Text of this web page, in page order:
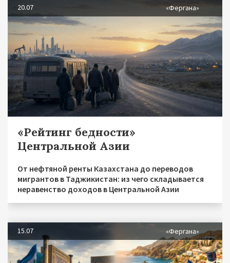
20.07 «Фергана»
«Рейтинг бедности»
Центральной Азии
От нефтяной ренты Казахстана до переводов
мигрантов в Таджикистан: из чего складывается
неравенство доходов в Центральной Азии
15.07 «Фергана»